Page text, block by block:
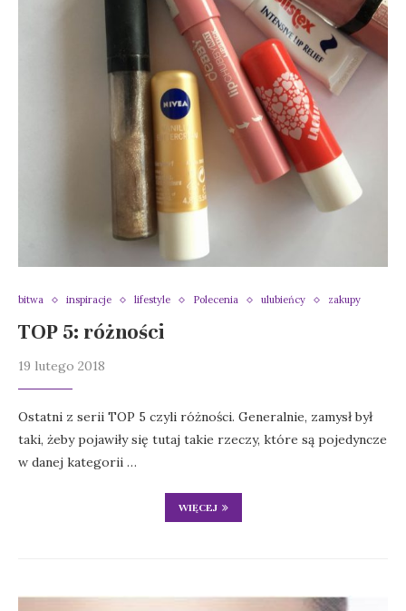
bitwa inspiracje lifestyle Polecenia ulubieńcy zakupy
TOP 5: różności
19 lutego 2018
Ostatni z serii TOP 5 czyli różności. Generalnie, zamysł był
taki, żeby pojawiły się tutaj takie rzeczy, które są pojedyncze
w danej kategorii …
WIĘCEJ